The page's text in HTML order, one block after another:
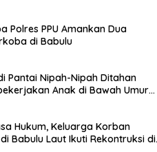
Polres PPU Amankan Dua
di Babulu
Pantai Nipah-Nipah Ditahan
Anak di Bawah Umur
Hukum, Keluarga Korban
Babulu Laut Ikuti Rekontruksi di